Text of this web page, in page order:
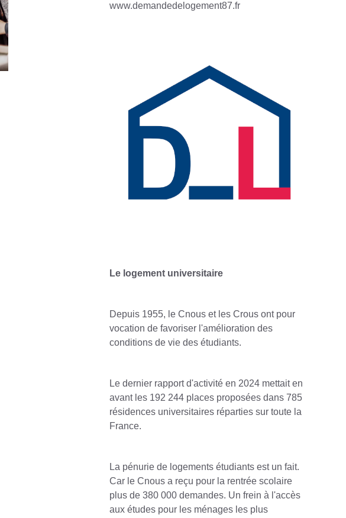
www.demandedelogement87.fr
Le logement universitaire
Depuis 1955, le Cnous et les Crous ont pour
vocation de favoriser l'amélioration des
conditions de vie des étudiants.
Le dernier rapport d'activité en 2024 mettait en
avant les 192 244 places proposées dans 785
résidences universitaires réparties sur toute la
France.
La pénurie de logements étudiants est un fait.
Car le Cnous a reçu pour la rentrée scolaire
plus de 380 000 demandes. Un frein à l'accès
aux études pour les ménages les plus